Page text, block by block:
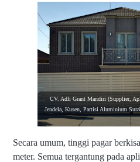
CV. Adli Grant Mandiri (Supplier,
Jendela, Kusen, Partisi Aluminium
Secara umum, tinggi pagar
meter. Semua tergantung pada